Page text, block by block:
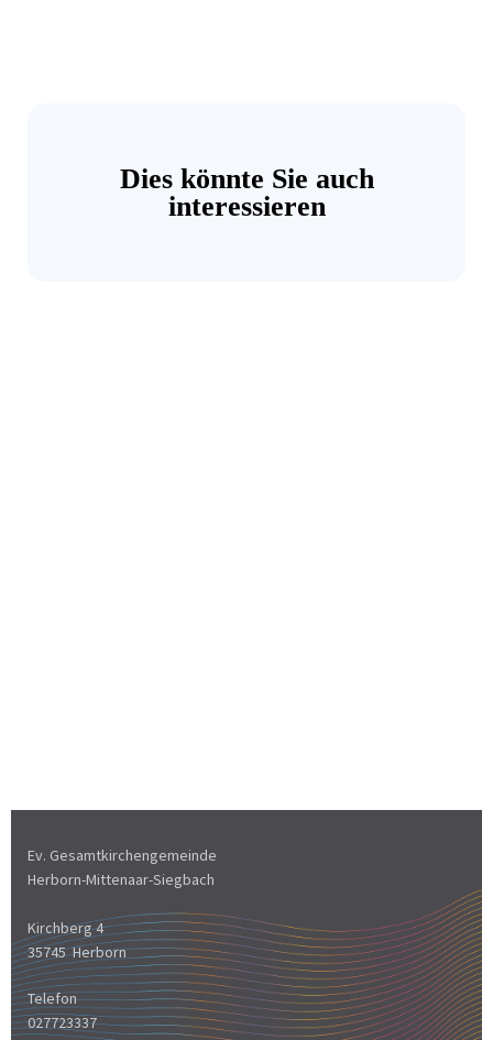
Dies könnte Sie auch
interessieren
Ev. Gesamtkirchengemeinde
Herborn-Mittenaar-Siegbach
Kirchberg 4
35745 Herborn
Telefon
027723337